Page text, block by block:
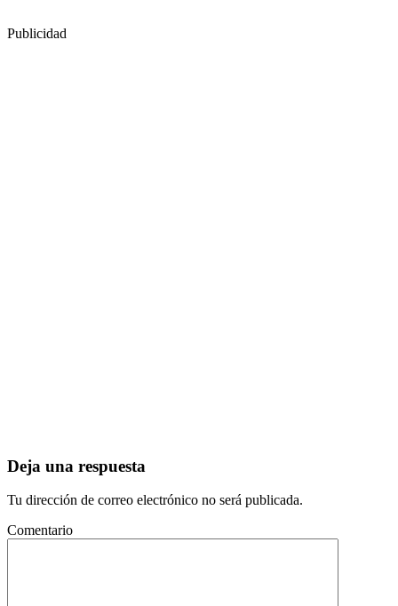
Publicidad
Deja una respuesta
Tu dirección de correo electrónico no será publicada.
Comentario